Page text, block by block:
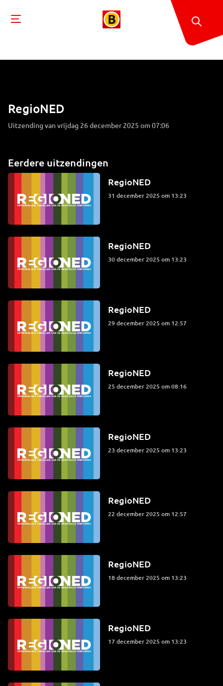
RegioNED
Uitzending van vrijdag 26 december 2025 om 07:06
Eerdere uitzendingen
RegioNED
31 december 2025 om 13:23
RegioNED
30 december 2025 om 13:23
RegioNED
29 december 2025 om 12:57
RegioNED
25 december 2025 om 08:16
RegioNED
23 december 2025 om 13:23
RegioNED
22 december 2025 om 12:57
RegioNED
18 december 2025 om 13:23
RegioNED
17 december 2025 om 13:23